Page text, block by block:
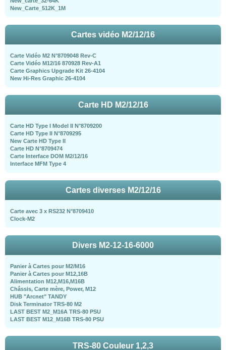
New_Carte_512K_1M
Cartes vidéo M2/12/16
Carte Vidéo M2 N°8709048 Rev-C
Carte Vidéo M12/16 870928 Rev-A1
Carte Graphics Upgrade Kit 26-4104
New Hi-Res Graphic 26-4104
Carte HD M2/12/16
Carte HD Type I Model II N°8709200
Carte HD Type II N°8709295
New Carte HD Type II
Carte HD N°8709474
Carte Interface DOM M2/12/16
Interface MFM Type 4
Cartes diverses M2/12/16
Carte avec 3 x RS232 N°8709410
Clock-M2
Divers M2-12-16-6000
Panier à Cartes pour M2/M16
Panier à Cartes pour M12,16B
Alimentation M12,M16,M16B
Châssis, Carte mère, Power, M12
HUB "Arcnet" TANDY
Disk Terminator TRS-80 M2
LAST BEST M2_M16A TRS-80 PSU
LAST BEST M12_M16B TRS-80 PSU
TRS-80 Couleur 1,2,3